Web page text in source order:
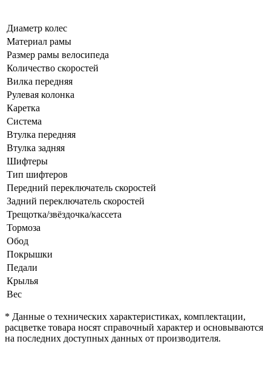
Диаметр колес
Материал рамы
Размер рамы велосипеда
Количество скоростей
Вилка передняя
Рулевая колонка
Каретка
Система
Втулка передняя
Втулка задняя
Шифтеры
Тип шифтеров
Передний переключатель скоростей
Задний переключатель скоростей
Трещотка/звёздочка/кассета
Тормоза
Обод
Покрышки
Педали
Крылья
Вес
* Данные о технических характеристиках, комплектации,
расцветке товара носят справочный характер и основываются
на последних доступных данных от производителя.